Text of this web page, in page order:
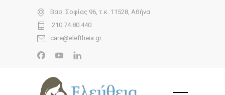
Βασ. Σοφίας 96, τ.κ. 11528, Αθήνα
210.74.80.440
care@eleftheia.gr